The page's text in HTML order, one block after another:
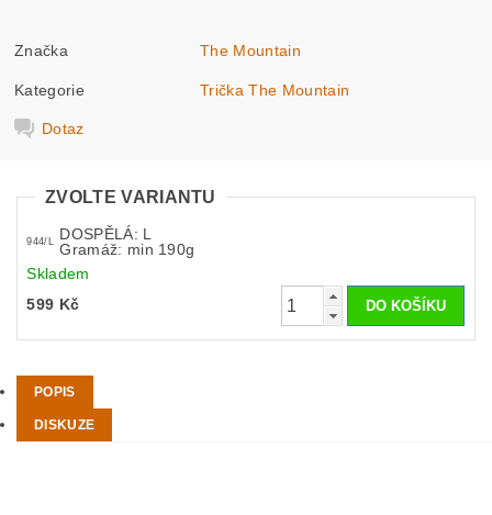
Značka The Mountain
Kategorie Trička The Mountain
Dotaz
ZVOLTE VARIANTU
944/L
DOSPĚLÁ: L
Gramáž: min 190g
Skladem
599 Kč
POPIS
DISKUZE